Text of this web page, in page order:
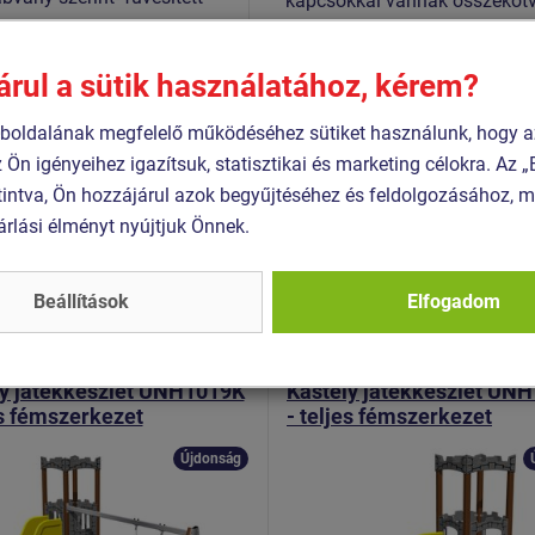
hosszú élettartamot,
garantál. Az
készülnek.
Hasonlótermék
játékkészlet UNH1019K
fémszerkezet
Újdonság
Kastély játékkészlet
- teljes fémszerkezet
a sütik használatához, kérem?
megfelelő működéséhez sütiket használunk, hogy
igényeihez igazítsuk, statisztikai és marketing célokra. Az
Ön hozzájárul azok begyűjtéséhez és feldolgozásához,
élményt nyújtjuk Önnek.
Beállítások Elfogadom